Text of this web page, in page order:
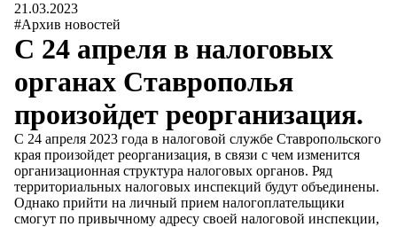
21.03.2023
#Архив новостей
С 24 апреля в налоговых
органах Ставрополья
произойдет реорганизация.
С 24 апреля 2023 года в налоговой службе Ставропольского
края произойдет реорганизация, в связи с чем изменится
организационная структура налоговых органов. Ряд
территориальных налоговых инспекций будут объединены.
Однако прийти на личный прием налогоплательщики
смогут по привычному адресу своей налоговой инспекции,